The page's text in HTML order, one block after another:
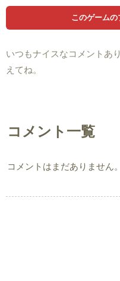
いつもナイスなコメントあ
えてね。
コメント一覧
コメントはまだありません。